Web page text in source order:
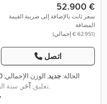
‏52.900 €
سعر ثابت بالإضافة إلى ضريبة القيمة
المضافة
(‏62.951 € إجمالي)
اتصل
الحالة:جديد, الوزن الإجمالي:
تعليق:آخر , سنة